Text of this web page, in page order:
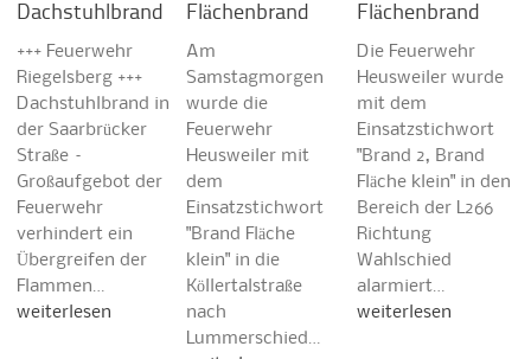
Dachstuhlbrand
+++ Feuerwehr
Riegelsberg +++
Dachstuhlbrand in
der Saarbrücker
Straße –
Großaufgebot der
Feuerwehr
verhindert ein
Übergreifen der
Flammen…
weiterlesen
Flächenbrand
Am
Samstagmorgen
wurde die
Feuerwehr
Heusweiler mit
dem
Einsatzstichwort
"Brand Fläche
klein" in die
Köllertalstraße
nach
Lummerschied…
Flächenbrand
Die Feuerwehr
Heusweiler wurde
mit dem
Einsatzstichwort
"Brand 2, Brand
Fläche klein" in den
Bereich der L266
Richtung
Wahlschied
alarmiert…
weiterlesen